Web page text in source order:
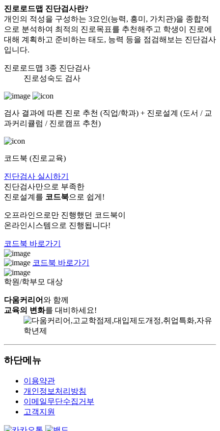
진로로드맵 진단검사란?
개인의 적성을 구성하는 3요인(능력, 흥미, 가치관)을 종합적
으로 분석하여 최적의 진로목표를 추천해주고 학생이 진로에
대해 계획하고 준비하는 태도, 능력 등을 점검해보는 진단검사
입니다.
진로로드맵 3종 진단검사
진로성숙도 검사
검사 결과에 따른 진로 추천 (직업/학과) + 진로설계 (도서 / 교
과커리큘럼 / 진로캠프 추천)
코드북 (진로교육)
진단검사 실시하기
진단검사만으로 부족한
진로설계를 코드북으로 쉽게!
오프라인으로만 진행했던 코드북이
온라인시스템으로 진행됩니다!
코드북 바로가기
코드북 바로가기
학원/학부모 대상
다움커리어와 함께
교육의 변화를 대비하세요!
하단메뉴
이용약관
개인정보처리방침
이메일무단수집거부
고객지원